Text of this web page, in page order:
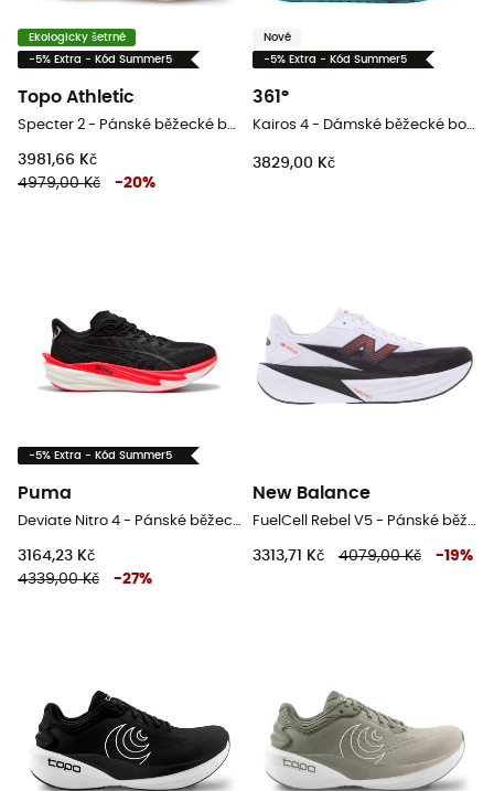
Ekologicky šetrné
-5% Extra - Kód Summer5
Topo Athletic
3981,66 Kč
4979,00 Kč
-20%
Nové
-5% Extra - Kód Summer5
361°
3829,00 Kč
-5% Extra - Kód Summer5
Puma
3164,23 Kč
4339,00 Kč
-27%
New Balance
3313,71 Kč 4079,00 Kč -19%